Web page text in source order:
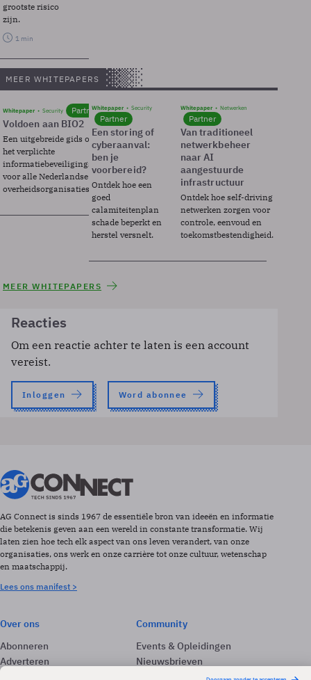
grootste risico
zijn.
1 min
MEER WHITEPAPERS
Whitepaper Security Partner
Voldoen aan BIO2
Een uitgebreide gids over BIO2,
het verplichte
informatiebeveiligingsframework
voor alle Nederlandse
overheidsorganisaties.
Whitepaper Security
Partner
Een storing of
cyberaanval:
ben je
voorbereid?
Ontdek hoe een
goed
calamiteitenplan
schade beperkt en
herstel versnelt.
Whitepaper Netwerken
Partner
Van traditioneel
netwerkbeheer
naar AI
aangestuurde
infrastructuur
Ontdek hoe self-driving
netwerken zorgen voor
controle, eenvoud en
toekomstbestendigheid.
MEER WHITEPAPERS
Reacties
Om een reactie achter te laten is een account
vereist.
Inloggen Word abonnee
AG Connect is sinds 1967 de essentiële bron van ideeën en informatie
die betekenis geven aan een wereld in constante transformatie. Wij
laten zien hoe tech elk aspect van ons leven verandert, van onze
organisaties, ons werk en onze carrière tot onze cultuur, wetenschap
en maatschappij.
Lees ons manifest >
Over ons
Abonneren
Adverteren
Community
Events & Opleidingen
Nieuwsbrieven